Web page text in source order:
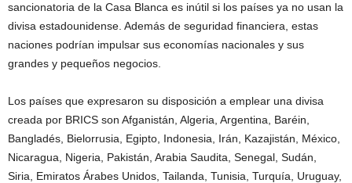
sancionatoria de la Casa Blanca es inútil si los países ya no usan la
divisa estadounidense. Además de seguridad financiera, estas
naciones podrían impulsar sus economías nacionales y sus
grandes y pequeños negocios.
Los países que expresaron su disposición a emplear una divisa
creada por BRICS son Afganistán, Algeria, Argentina, Baréin,
Bangladés, Bielorrusia, Egipto, Indonesia, Irán, Kazajistán, México,
Nicaragua, Nigeria, Pakistán, Arabia Saudita, Senegal, Sudán,
Siria, Emiratos Árabes Unidos, Tailanda, Tunisia, Turquía, Uruguay,